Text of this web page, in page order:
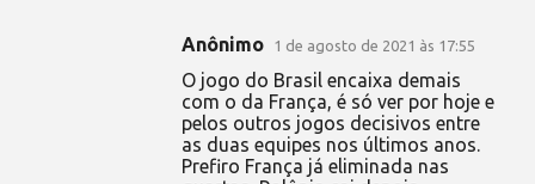
Anônimo 1 de agosto de 2021 às 17:55
O jogo do Brasil encaixa demais
com o da França, é só ver por hoje e
pelos outros jogos decisivos entre
as duas equipes nos últimos anos.
Prefiro França já eliminada nas